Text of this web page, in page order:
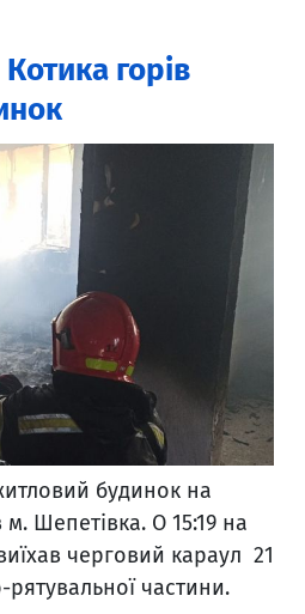
горів
будинок на
м. Шепетівка. О 15:19 на
черговий караул 21
частини.